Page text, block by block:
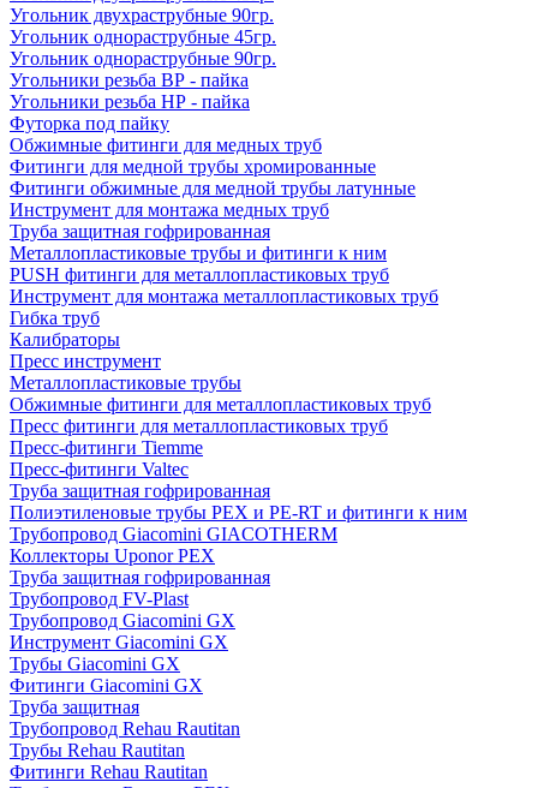
Угольник двухраструбные 90гр.
Угольник однораструбные 45гр.
Угольник однораструбные 90гр.
Угольники резьба ВР - пайка
Угольники резьба НР - пайка
Футорка под пайку
Обжимные фитинги для медных труб
Фитинги для медной трубы хромированные
Фитинги обжимные для медной трубы латунные
Инструмент для монтажа медных труб
Труба защитная гофрированная
Металлопластиковые трубы и фитинги к ним
PUSH фитинги для металлопластиковых труб
Инструмент для монтажа металлопластиковых труб
Гибка труб
Калибраторы
Пресс инструмент
Металлопластиковые трубы
Обжимные фитинги для металлопластиковых труб
Пресс фитинги для металлопластиковых труб
Пресс-фитинги Tiemme
Пресс-фитинги Valtec
Труба защитная гофрированная
Полиэтиленовые трубы PEX и PE-RT и фитинги к ним
Трубопровод Giacomini GIACOTHERM
Коллекторы Uponor PEX
Труба защитная гофрированная
Трубопровод FV-Plast
Трубопровод Giacomini GX
Инструмент Giacomini GX
Трубы Giacomini GX
Фитинги Giacomini GX
Труба защитная
Трубопровод Rehau Rautitan
Трубы Rehau Rautitan
Фитинги Rehau Rautitan